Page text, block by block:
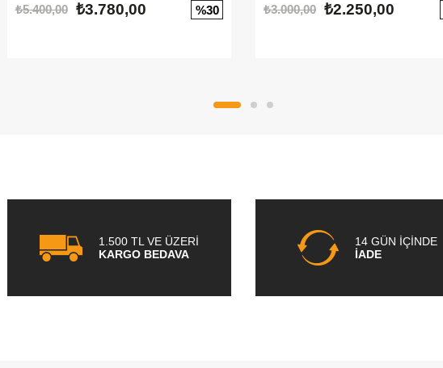
₺5.400,00
₺3.780,00 %30
₺3.000,00 ₺2.250,00
1.500 TL VE ÜZERİ
KARGO BEDAVA
14 GÜN İÇİNDE
İADE